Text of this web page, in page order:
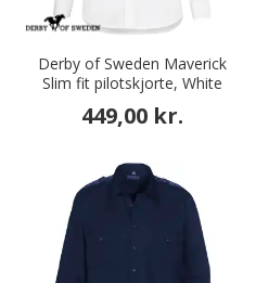
Derby of Sweden Maverick
Slim fit pilotskjorte, White
449,00 kr.